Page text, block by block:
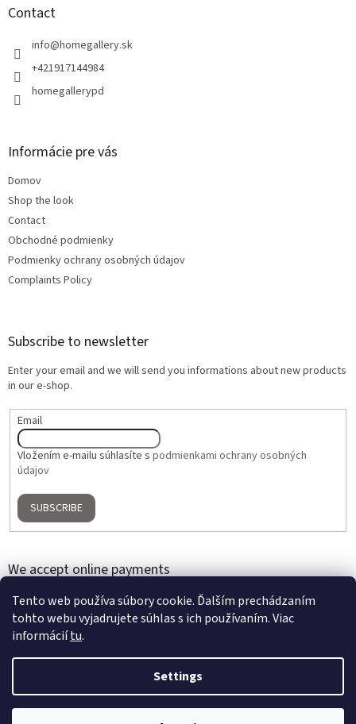
Tento web používa súbory cookie. Ďalším prechádzaním
tohto webu vyjadrujete súhlas s ich používaním. Viac
informáciítu.
Settings
Contact
info@homegallery.sk
+421917144984
homegallerypd
Informácie pre vás
Domov
Shop the look
Contact
Obchodné podmienky
Podmienky ochrany osobných údajov
Complaints Policy
Subscribe to newsletter
Enter your email and we will send you informations about new products
in our e-shop.
Email
Vložením e-mailu súhlasíte s podmienkami ochrany osobných
údajov
SUBSCRIBE
We accept online payments
Created by Shoptet